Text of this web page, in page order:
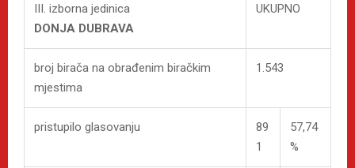
III. izborna jedinica
DONJA DUBRAVA
UKUPNO
broj birača na obrađenim biračkim
mjestima
1.543
pristupilo glasovanju
89
1
57,74
%